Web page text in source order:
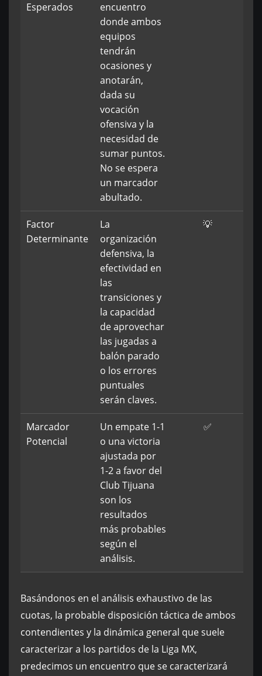
Esperados
encuentro
donde ambos
equipos
tendrán
ocasiones y
anotarán,
dada su
vocación
ofensiva y la
necesidad de
sumar puntos.
No se espera
un marcador
abultado.
Factor
Determinante
La
organización
defensiva, la
efectividad en
las
transiciones y
la capacidad
de aprovechar
las jugadas a
balón parado
o los errores
puntuales
serán claves.
💡
Marcador
Potencial
Un empate 1-1
o una victoria
ajustada por
1-2 a favor del
Club Tijuana
son los
resultados
más probables
según el
análisis.
✅
Basándonos en el análisis exhaustivo de las
cuotas, la probable disposición táctica de ambos
contendientes y la dinámica general que suele
caracterizar a los partidos de la Liga MX,
predecimos un encuentro que se caracterizará